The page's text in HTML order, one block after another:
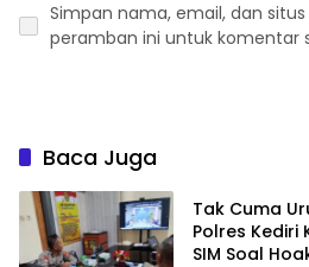
Simpan nama, email, dan
peramban ini untuk komentar
Baca Juga
Tak Cuma
Polres Kediri
SIM Soal